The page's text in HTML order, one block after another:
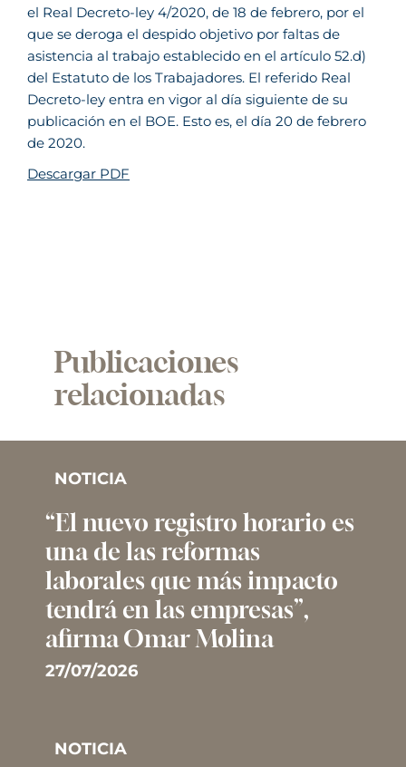
el Real Decreto-ley 4/2020, de 18 de febrero, por el
que se deroga el despido objetivo por faltas de
asistencia al trabajo establecido en el artículo 52.d)
del Estatuto de los Trabajadores. El referido Real
Decreto-ley entra en vigor al día siguiente de su
publicación en el BOE. Esto es, el día 20 de febrero
de 2020.
Descargar PDF
Publicaciones
relacionadas
NOTICIA
“El nuevo registro horario es
una de las reformas
laborales que más impacto
tendrá en las empresas”,
afirma Omar Molina
27/07/2026
NOTICIA